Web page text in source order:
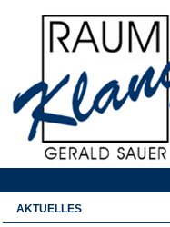
AKTUELLES